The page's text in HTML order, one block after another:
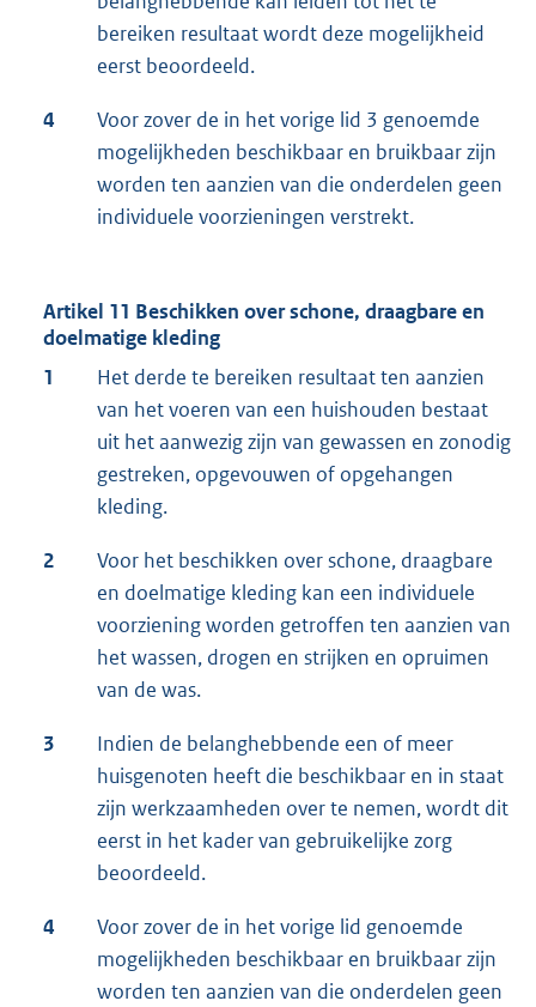
bereiken resultaat wordt deze mogelijkheid
eerst beoordeeld.
4
Voor zover de in het vorige lid 3 genoemde
mogelijkheden beschikbaar en bruikbaar zijn
worden ten aanzien van die onderdelen geen
individuele voorzieningen verstrekt.
Artikel 11 Beschikken over schone, draagbare en
doelmatige kleding
1
Het derde te bereiken resultaat ten aanzien
van het voeren van een huishouden bestaat
uit het aanwezig zijn van gewassen en zonodig
gestreken, opgevouwen of opgehangen
kleding.
2
Voor het beschikken over schone, draagbare
en doelmatige kleding kan een individuele
voorziening worden getroffen ten aanzien van
het wassen, drogen en strijken en opruimen
van de was.
3
Indien de belanghebbende een of meer
huisgenoten heeft die beschikbaar en in staat
zijn werkzaamheden over te nemen, wordt dit
eerst in het kader van gebruikelijke zorg
beoordeeld.
4
Voor zover de in het vorige lid genoemde
mogelijkheden beschikbaar en bruikbaar zijn
worden ten aanzien van die onderdelen geen